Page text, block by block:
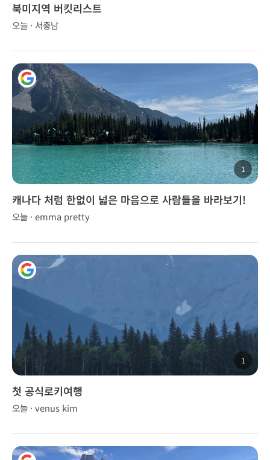
북미지역 버킷리스트
오늘 · 서충남
1
캐나다 처럼 한없이 넓은 마음으로 사람들을 바라보기!
오늘 · emma pretty
1
첫 공식로키여행
오늘 · venus kim